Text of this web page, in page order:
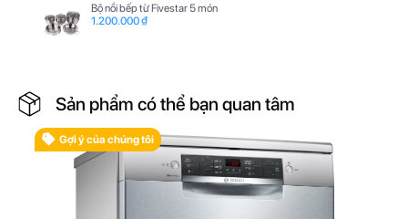
Bộ nồi bếp từ Fivestar 5 món
1.200.000 ₫
Sản phẩm có thể bạn quan tâm
Gợi ý của chúng tôi